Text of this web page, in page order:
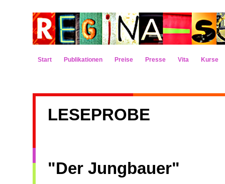
Start Publikationen Preise Presse Vita Kurse
LESEPROBE
"Der Jungbauer"